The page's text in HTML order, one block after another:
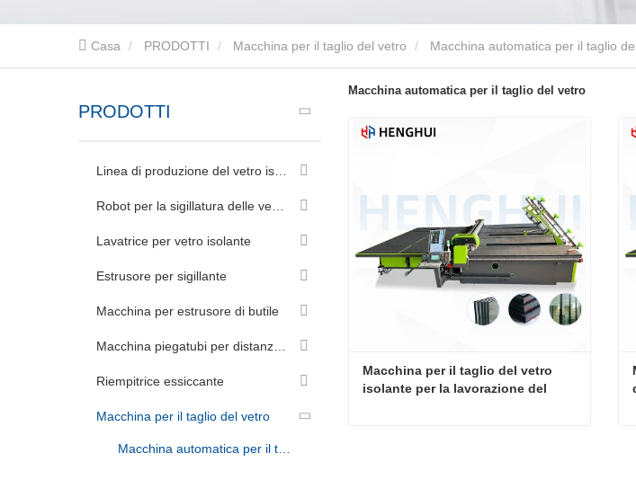
Casa PRODOTTI Macchina per il taglio del vetro Macchina automatica per il taglio
PRODOTTI
Lavatrice per vetro isolante
Estrusore per sigillante
Macchina per estrusore di butile
Riempitrice essiccante
Macchina per il taglio del vetro
Macchina automatica per il taglio del vetro
Macchina per il taglio del vetro
isolante per la lavorazione del